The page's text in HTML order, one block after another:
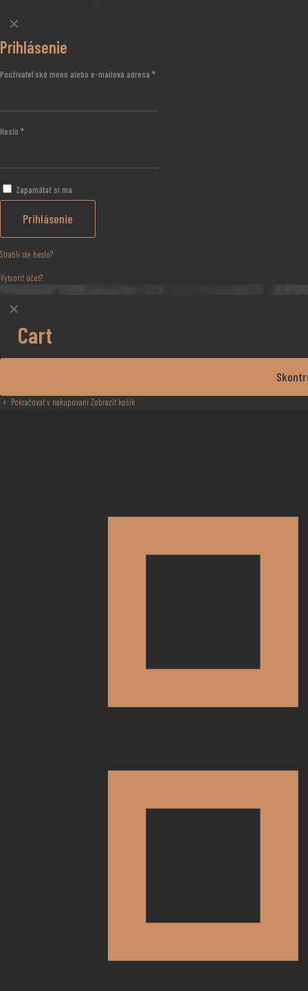
✕
Prihlásenie
Používateľské meno alebo e-mailová adresa *
Heslo *
Zapamätať si ma
Prihlásenie
Stratili ste heslo?
Vytvoriť účet?
✕
Cart
Pokračovať v nakupovaníZobraziť košík